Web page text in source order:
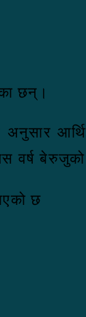
छन्।
अनुसार
वर्ष
छ